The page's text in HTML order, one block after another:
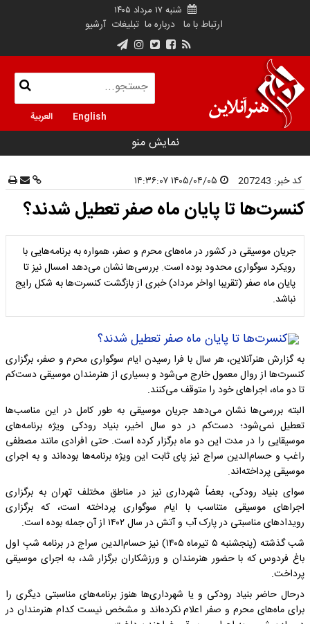
شنبه ۱۷ مرداد ۱۴۰۵
ارتباط با ما درباره ما تبلیغات آرشیو
English العربية
نمایش منو
کد خبر: 207243
کنسرت‌ها تا پایان ماه صفر تعطیل شدند؟
جریان موسیقی در کشور در ماه‌های محرم و صفر، همواره به برنامه‌هایی با
رویکرد سوگواری محدود بوده است. بررسی‌ها نشان می‌دهد امسال نیز تا
پایان ماه صفر (تقریبا اواخر مرداد) خبری از بازگشت کنسرت‌ها به شکل رایج
نباشد.
به گزارش هنرآنلاین، هر سال با فرا رسیدن ایام سوگواری محرم و صفر، برگزاری
کنسرت‌ها از روال معمول خارج می‌شود و بسیاری از هنرمندان موسیقی دست‌کم
تا دو ماه، اجراهای خود را متوقف می‌کنند.
البته بررسی‌ها نشان می‌دهد جریان موسیقی به طور کامل در این مناسب‌ها
تعطیل نمی‌شود؛ دست‌کم در دو سال اخیر، بنیاد رودکی ویژه برنامه‌های
موسیقایی را در مدت این دو ماه برگزار کرده است. حتی افرادی مانند مصطفی
راغب و حسام‌الدین سراج نیز پای ثابت‌ این ویژه برنامه‌ها بوده‌اند و به اجرای
موسیقی پرداخته‌اند.
سوای بنیاد رودکی، بعضاً شهرداری نیز در مناطق مختلف تهران به برگزاری
اجراهای موسیقی متناسب با ایام سوگواری پرداخته است، که برگزاری
رویدادهای مناسبتی در پارک آب و آتش در سال ۱۴۰۲ از آن جمله بوده است.
شب گذشته (پنجشنبه ۵ تیرماه ۱۴۰۵) نیز حسام‌الدین سراج در برنامه شبِ اول
باغ فردوس که با حضور هنرمندان و ورزشکاران برگزار شد، به اجرای موسیقی
پرداخت.
درحال حاضر بنیاد رودکی و یا شهرداری‌ها هنوز برنامه‌های مناسبتی دیگری را
برای ماه‌های محرم و صفر اعلام نکرده‌اند و مشخص نیست کدام هنرمندان در